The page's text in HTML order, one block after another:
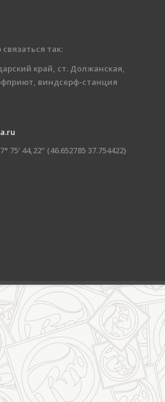
так:
край, ст. Должанская,
виндсерф-станция
75' 44,22" (46.652785 37.754422)